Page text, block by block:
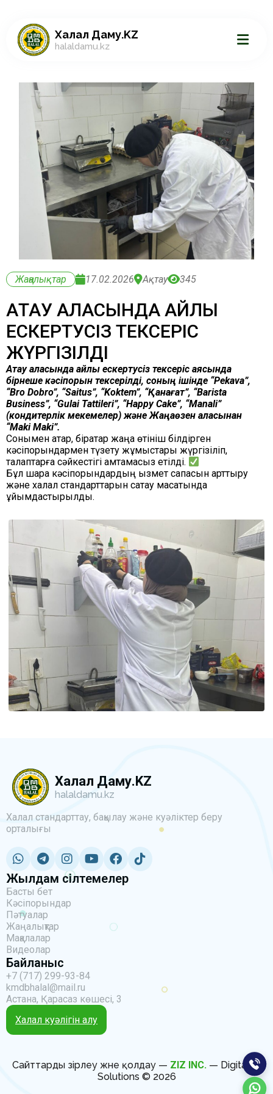
Халал Даму.KZ
halaldamu.kz
Жаңалықтар 17.02.2026 Ақтау 345
АҚТАУ ҚАЛАСЫНДА АЙЛЫҚ
ЕСКЕРТУСІЗ ТЕКСЕРІС
ЖҮРГІЗІЛДІ
Ақтау қаласында айлық ескертусіз тексеріс аясында
бірнеше кәсіпорын тексерілді, соның ішінде “Pekava”,
“Bro Dobro”, “Saitus”, “Koktem”, “Қанағат”, “Barista
Business”, “Gulai Tattileri”, “Happy Cake”, “Manali”
(кондитерлік мекемелер) және Жаңаөзен қаласынан
“Maki Maki”.
Сонымен қатар, бірқатар жаңа өтініш білдірген
кәсіпорындармен түзету жұмыстары жүргізіліп,
талаптарға сәйкестігі қамтамасыз етілді.
Бұл шара кәсіпорындардың қызмет сапасын арттыру
және халал стандарттарын сақтау мақсатында
ұйымдастырылды.
Халал Даму.KZ
halaldamu.kz
Халал стандарттау, бақылау және куәліктер беру
орталығы
Жылдам сілтемелер
Басты бет
Кәсіпорындар
Пәтуалар
Жаңалықтар
Мақалалар
Видеолар
Байланыс
+7 (717) 299-93-84
kmdbhalal@mail.ru
Астана, Қарасаз көшесі, 3
Халал куәлігін алу
Сайттарды әзірлеу және қолдау — ZIZ INC. — Digital IT
Solutions © 2026